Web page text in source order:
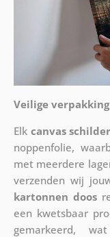
Veilige verpakking
Elk canvas
noppenfolie,
met meerdere
verzenden wij
kartonnen doos
een kwetsbaar
gemarkeerd,